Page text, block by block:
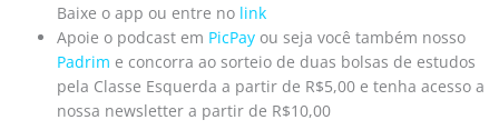
Baixe o app ou entre no link
Apoie o podcast em PicPay ou seja você também nosso
Padrim e concorra ao sorteio de duas bolsas de estudos
pela Classe Esquerda a partir de R$5,00 e tenha acesso a
nossa newsletter a partir de R$10,00